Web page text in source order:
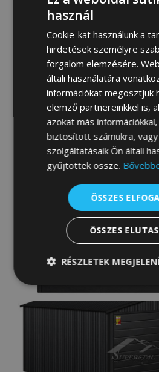
Fotógaléria:
használ
Cookie-kat használunk a
hirdetések személyre
forgalom elemzésére.
általi használatára
információkat megosztjuk
elemző partnereinkkel is,
azokat más
biztosított számukra,
szolgáltatásaik Ön általi
gyűjtöttek össze.
ÖSSZES
ÖSSZES
RÉSZLETEK
szükséges